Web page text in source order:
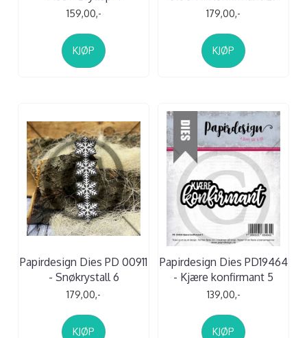
159,00,-
KJØP
179,00,-
KJØP
Papirdesign Dies PD 00911
- Snøkrystall 6
179,00,-
KJØP
Papirdesign Dies PD19464
- Kjære konfirmant 5
139,00,-
KJØP